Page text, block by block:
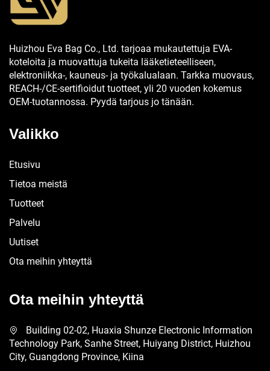
Huizhou Eva Bag Co., Ltd. tarjoaa mukautettuja EVA-
koteloita ja muovattuja tukeita lääketieteelliseen,
elektroniikka-, kauneus- ja työkalualaan. Tarkka muovaus,
REACH-/CE-sertifioidut tuotteet, yli 20 vuoden kokemus
OEM-tuotannossa. Pyydä tarjous jo tänään.
Valikko
Etusivu
Tietoa meistä
Tuotteet
Palvelu
Uutiset
Ota meihin yhteyttä
Ota meihin yhteyttä
Building 02-02, Huaxia Shunze Electronic Information
Technology Park, Sanhe Street, Huiyang District, Huizhou
City, Guangdong Province, Kiina